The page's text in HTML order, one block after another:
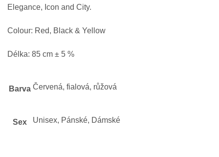
Elegance, Icon and City.
Colour: Red, Black & Yellow
Délka: 85 cm ± 5 %
Barva Červená, fialová, růžová
Sex Unisex, Pánské, Dámské